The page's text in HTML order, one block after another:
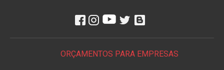
ORÇAMENTOS PARA EMPRESAS